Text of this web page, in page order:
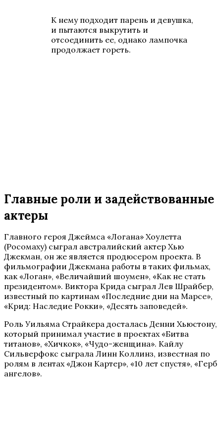
К нему подходит парень и девушка,
и пытаются выкрутить и
отсоединить ее, однако лампочка
продолжает гореть.
Главные роли и задействованные
актеры
Главного героя Джеймса «Логана» Хоулетта
(Росомаху) сыграл австралийский актер Хью
Джекман, он же является продюсером проекта. В
фильмографии Джекмана работы в таких фильмах,
как «Логан», «Величайший шоумен», «Как не стать
президентом». Виктора Крида сыграл Лев Шрайбер,
известный по картинам «Последние дни на Марсе»,
«Крид: Наследие Рокки», «Десять заповедей».
Роль Уильяма Страйкера досталась Денни Хьюстону,
который принимал участие в проектах «Битва
титанов», «Хичкок», «Чудо-женщина». Кайлу
Сильверфокс сыграла Линн Коллинз, известная по
ролям в лентах «Джон Картер», «10 лет спустя», «Герб
ангелов».